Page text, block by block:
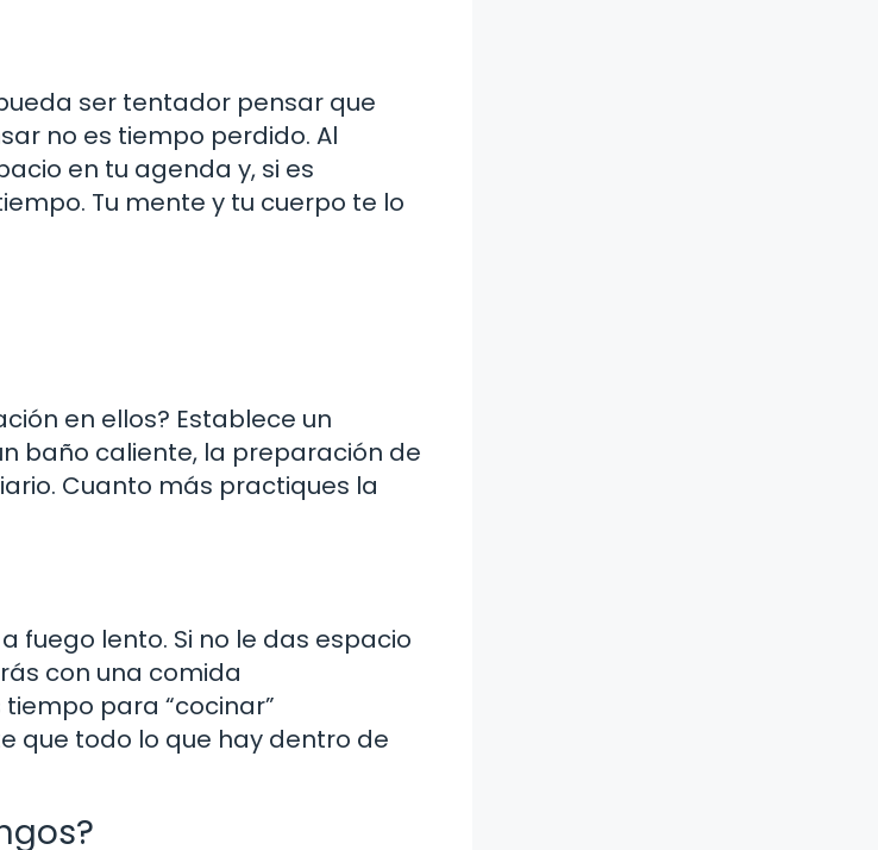
ser tentador pensar que
no es tiempo perdido. Al
en tu agenda y, si es
Tu mente y tu cuerpo te lo
en ellos? Establece un
baño caliente, la preparación de
Cuanto más practiques la
fuego lento. Si no le das espacio
con una comida
para “cocinar”
que todo lo que hay dentro de